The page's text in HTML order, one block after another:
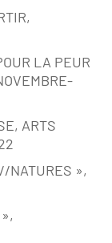
LA PEUR
ARTS
NATURES »,